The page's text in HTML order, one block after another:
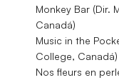
Monkey Bar (Dir.
Canadá)
Music in the
College, Canadá)
Nos fleurs en